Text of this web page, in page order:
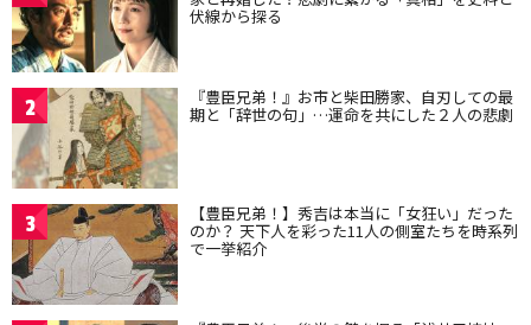
伏線から探る
2 『豊臣兄弟！』お市と柴田勝家、自刃しての最
期と「辞世の句」…運命を共にした２人の悲劇
3 【豊臣兄弟！】秀吉は本当に「女狂い」だった
のか？ 天下人を彩った11人の側室たちを時系列
で一挙紹介